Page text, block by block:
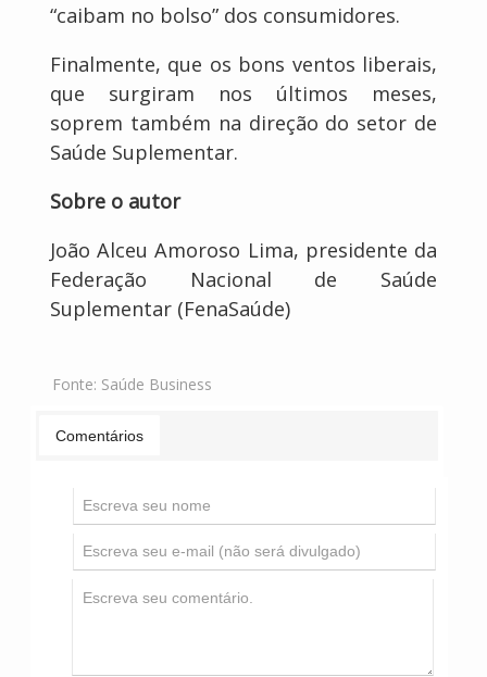
“caibam no bolso” dos consumidores.
Finalmente, que os bons ventos liberais,
que surgiram nos últimos meses,
soprem também na direção do setor de
Saúde Suplementar.
Sobre o autor
João Alceu Amoroso Lima, presidente da
Federação Nacional de Saúde
Suplementar (FenaSaúde)
Fonte: Saúde Business
Comentários